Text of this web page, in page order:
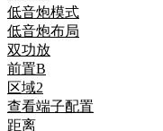
低音炮模式
低音炮布局
双功放
前置B
区域2
查看端子配置
距离